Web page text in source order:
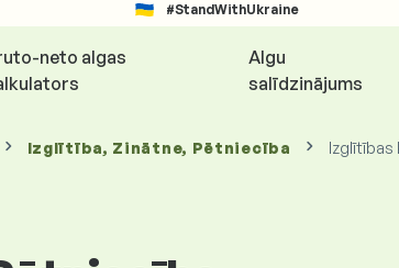
#StandWithUkraine
neto algas
Algu
salīdzinājums
Izglītība, Zinātne, Pētniecība Izglītības